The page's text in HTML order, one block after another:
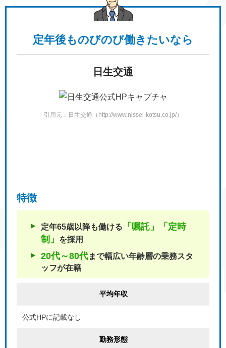
定年後ものびのび働きたいなら
日生交通
引用元：日生交通（http://www.nissei-kotsu.co.jp/）
特徴
定年65歳以降も働ける
「嘱託」「定時
制」
を採用
20代～80代まで幅広い年齢層の乗務スタ
ッフが在籍
平均年収
公式HPに記載なし
勤務形態